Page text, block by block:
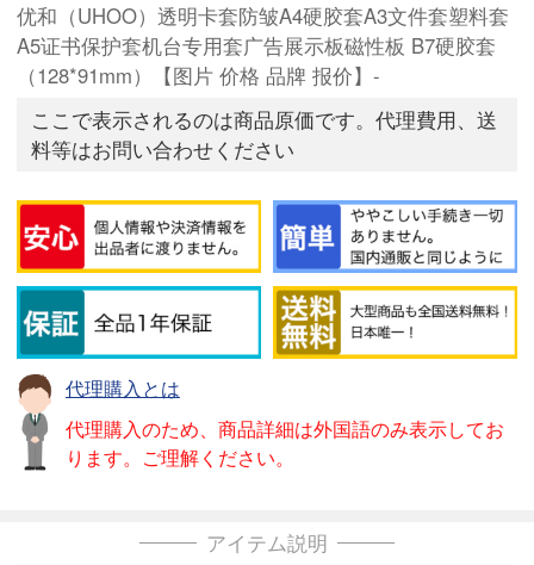
优和（UHOO）透明卡套防皱A4硬胶套A3文件套塑料套
A5证书保护套机台专用套广告展示板磁性板 B7硬胶套
（128*91mm）【图片 价格 品牌 报价】-
ここで表示されるのは商品原価です。代理費用、送
料等はお問い合わせください
代理購入とは
代理購入のため、商品詳細は外国語のみ表示してお
ります。ご理解ください。
アイテム説明